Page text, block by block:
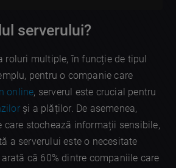
serverului?
roluri multiple, în funcție de tipul
pentru o companie care
online, serverul este crucial pentru
și a plăților. De asemenea,
care stochează informații sensibile,
a serverului este o necesitate
că 60% dintre companiile care